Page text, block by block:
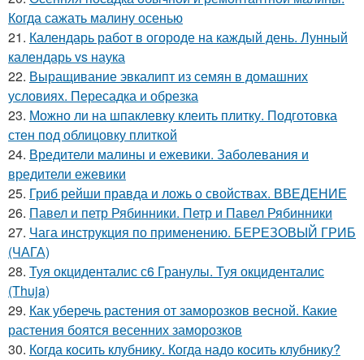
Когда сажать малину осенью
21. Календарь работ в огороде на каждый день. Лунный
календарь vs наука
22. Выращивание эвкалипт из семян в домашних
условиях. Пересадка и обрезка
23. Можно ли на шпаклевку клеить плитку. Подготовка
стен под облицовку плиткой
24. Вредители малины и ежевики. Заболевания и
вредители ежевики
25. Гриб рейши правда и ложь о свойствах. ВВЕДЕНИЕ
26. Павел и петр Рябинники. Петр и Павел Рябинники
27. Чага инструкция по применению. БЕРЕЗОВЫЙ ГРИБ
(ЧАГА)
28. Туя окциденталис с6 Гранулы. Туя окциденталис
(Thuja)
29. Как уберечь растения от заморозков весной. Какие
растения боятся весенних заморозков
30. Когда косить клубнику. Когда надо косить клубнику?